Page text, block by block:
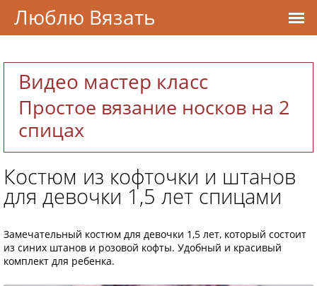
Видео мастер класс
Простое вязание носков на 2
спицах
Костюм из кофточки и штанов
для девочки 1,5 лет спицами
Замечательный костюм для девочки 1,5 лет, который состоит
из синих штанов и розовой кофты. Удобный и красивый
комплект для ребенка.
Люблю Вязать